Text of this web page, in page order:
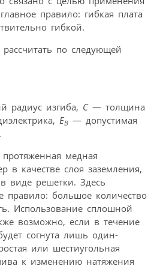
правило: гибкая плата
гибкой.
по следующей
изгиба, C— толщина
EB — допустимая
медная
в качестве слоя заземления,
виде решетки. Здесь
правило: большое количество
Использование сплошной
возможно, если в течение
согнута лишь один-
или шестиугольная
к изменению натяжения